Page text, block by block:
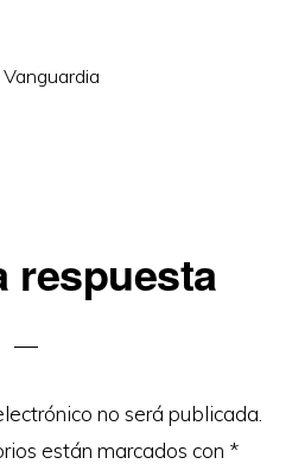
Vanguardia
respuesta
no será publicada.
están marcados con *